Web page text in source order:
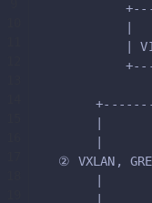
|
|
② VXLAN,